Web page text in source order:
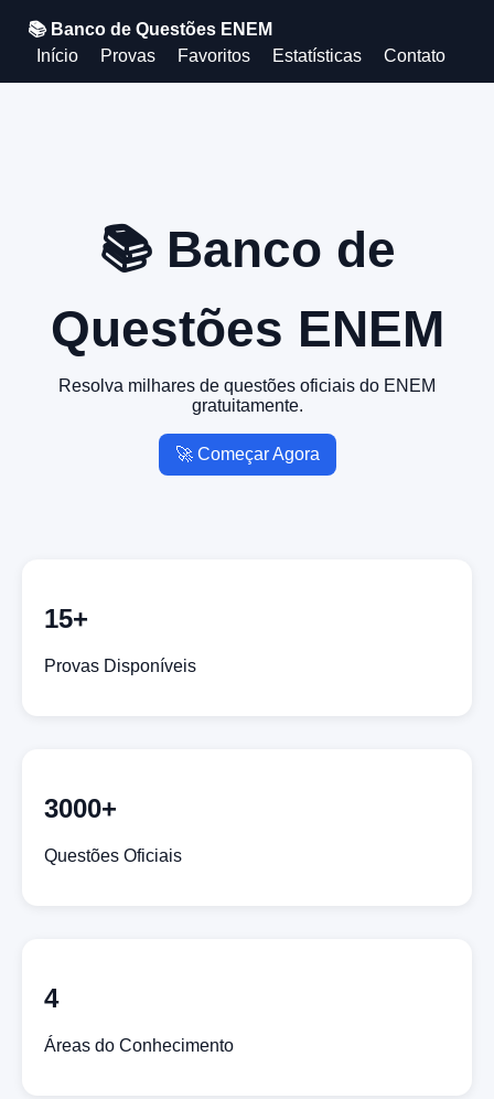
📚 Banco de Questões ENEM
Início
Provas Favoritos Estatísticas Contato
📚 Banco de
Questões ENEM
Resolva milhares de questões oficiais do ENEM
gratuitamente.
🚀 Começar Agora
15+
Provas Disponíveis
3000+
Questões Oficiais
4
Áreas do Conhecimento